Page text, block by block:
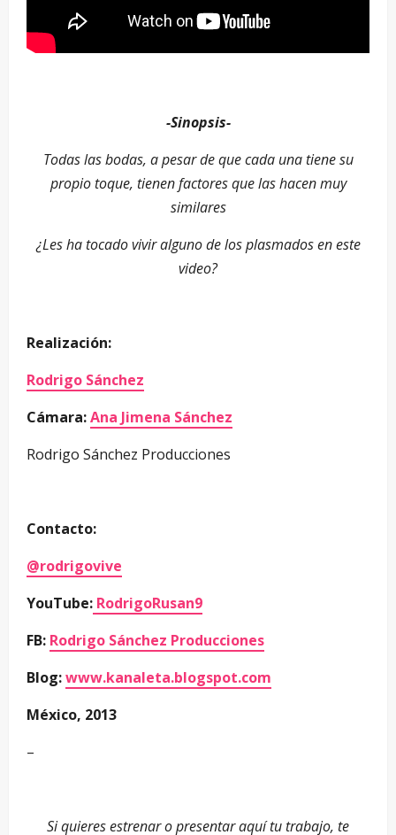
-Sinopsis-
Todas las bodas, a pesar de que cada una tiene su
propio toque, tienen factores que las hacen muy
similares
¿Les ha tocado vivir alguno de los plasmados en este
video?
Realización:
Rodrigo Sánchez
Cámara:Ana Jimena Sánchez
Rodrigo Sánchez Producciones
Contacto:
@rodrigovive
YouTube: RodrigoRusan9
FB: Rodrigo Sánchez Producciones
Blog:www.kanaleta.blogspot.com
México, 2013
–
Si quieres estrenar o presentar aquí tu trabajo, te